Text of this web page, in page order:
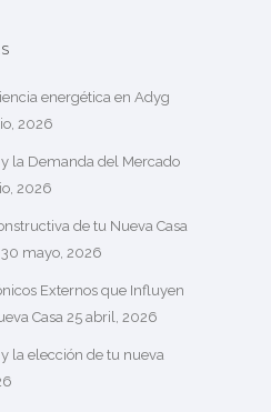
energética en Adyg
2026
la Demanda del Mercado
2026
de tu Nueva Casa
30 mayo, 2026
Externos que Influyen
Casa 25 abril, 2026
la elección de tu nueva